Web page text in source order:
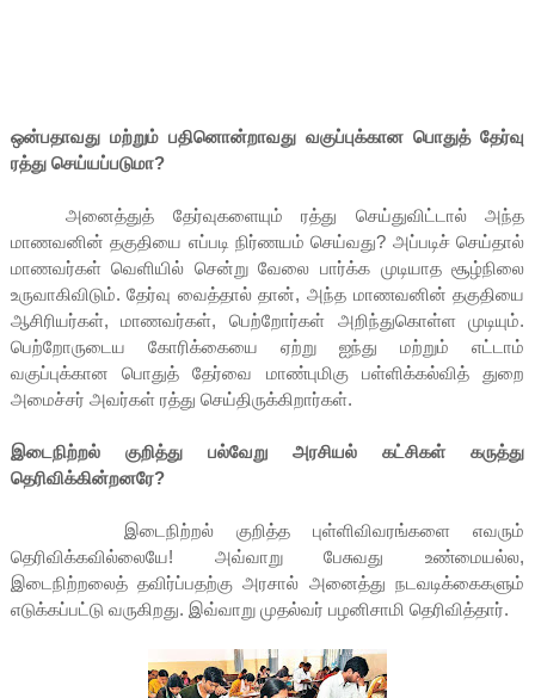
ஒன்பதாவது மற்றும் பதினொன்றாவது வகுப்புக்கான பொதுத் தேர்வு
ரத்து செய்யப்படுமா?
அனைத்துத் தேர்வுகளையும் ரத்து செய்துவிட்டால் அந்த
மாணவனின் தகுதியை எப்படி நிர்ணயம் செய்வது? அப்படிச் செய்தால்
மாணவர்கள் வெளியில் சென்று வேலை பார்க்க முடியாத சூழ்நிலை
உருவாகிவிடும். தேர்வு வைத்தால் தான், அந்த மாணவனின் தகுதியை
ஆசிரியர்கள், மாணவர்கள், பெற்றோர்கள் அறிந்துகொள்ள முடியும்.
பெற்றோருடைய கோரிக்கையை ஏற்று ஐந்து மற்றும் எட்டாம்
வகுப்புக்கான பொதுத் தேர்வை மாண்புமிகு பள்ளிக்கல்வித் துறை
அமைச்சர் அவர்கள் ரத்து செய்திருக்கிறார்கள்.
இடைநிற்றல் குறித்து பல்வேறு அரசியல் கட்சிகள் கருத்து
தெரிவிக்கின்றனரே?
இடைநிற்றல் குறித்த புள்ளிவிவரங்களை எவரும்
தெரிவிக்கவில்லையே! அவ்வாறு பேசுவது உண்மையல்ல,
இடைநிற்றலைத் தவிர்ப்பதற்கு அரசால் அனைத்து நடவடிக்கைகளும்
எடுக்கப்பட்டு வருகிறது. இவ்வாறு முதல்வர் பழனிசாமி தெரிவித்தார்.